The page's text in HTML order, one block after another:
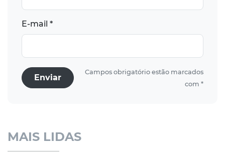
E-mail *
Enviar
Campos obrigatório estão marcados
com *
MAIS LIDAS